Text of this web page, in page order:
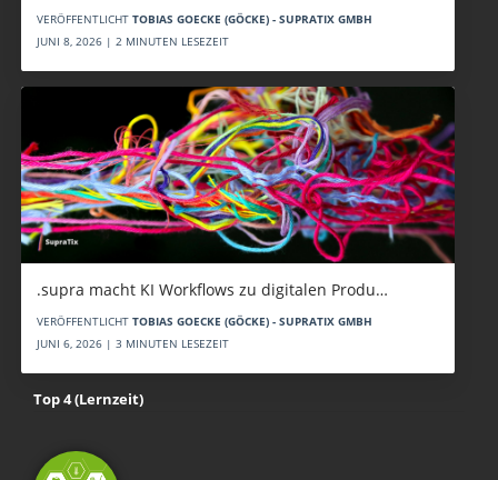
VERÖFFENTLICHT TOBIAS GOECKE (GÖCKE) - SUPRATIX GMBH
JUNI 8, 2026 | 2 MINUTEN LESEZEIT
.supra macht KI Workflows zu digitalen Produ…
VERÖFFENTLICHT TOBIAS GOECKE (GÖCKE) - SUPRATIX GMBH
JUNI 6, 2026 | 3 MINUTEN LESEZEIT
Top 4 (Lernzeit)